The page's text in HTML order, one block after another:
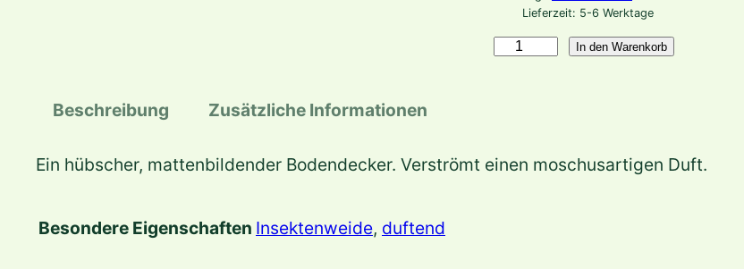
Lieferzeit: 5-6 Werktage
p
In den Warenkorb
Beschreibung Zusätzliche Informationen
Ein hübscher, mattenbildender Bodendecker. Verströmt einen moschusartigen Duft.
Besondere Eigenschaften Insektenweide, duftend